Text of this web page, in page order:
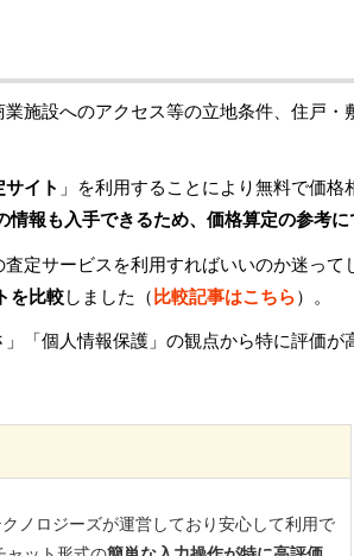
施設へのアクセス等の立地条件、住戸・
イト 」を利用することにより無料で価格
報も入手できるため、価格算定の参考
定サービスを利用すればいいのか迷って
を比較しました（比較記事はこちら）。
「個人情報保護」の観点から特に評価が